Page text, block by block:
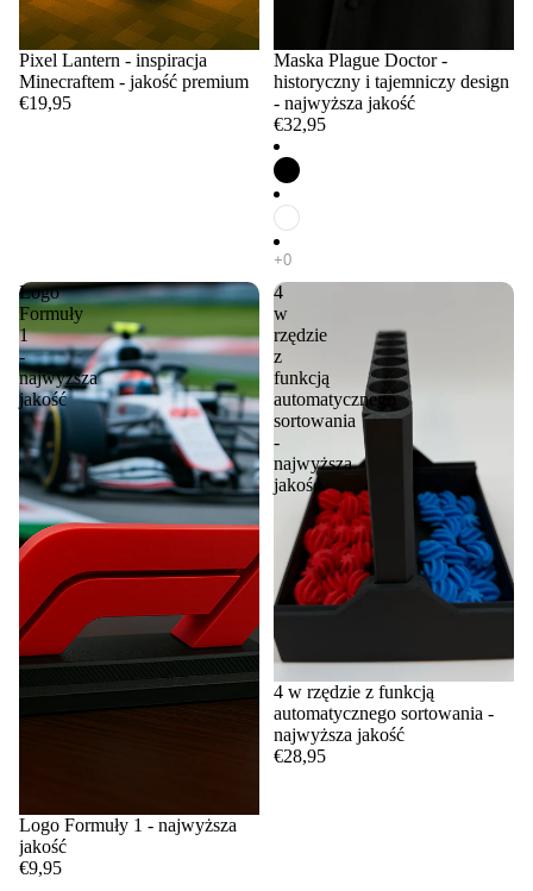
Pixel Lantern - inspiracja
Minecraftem - jakość premium
€19,95
Maska Plague Doctor -
historyczny i tajemniczy design
- najwyższa jakość
€32,95
Logo
Formuły
1
-
najwyższa
jakość
Logo Formuły 1 - najwyższa
jakość
€9,95
4
w
rzędzie
z
funkcją
automatycznego
sortowania
-
najwyższa
jakość
4 w rzędzie z funkcją
automatycznego sortowania -
najwyższa jakość
€28,95